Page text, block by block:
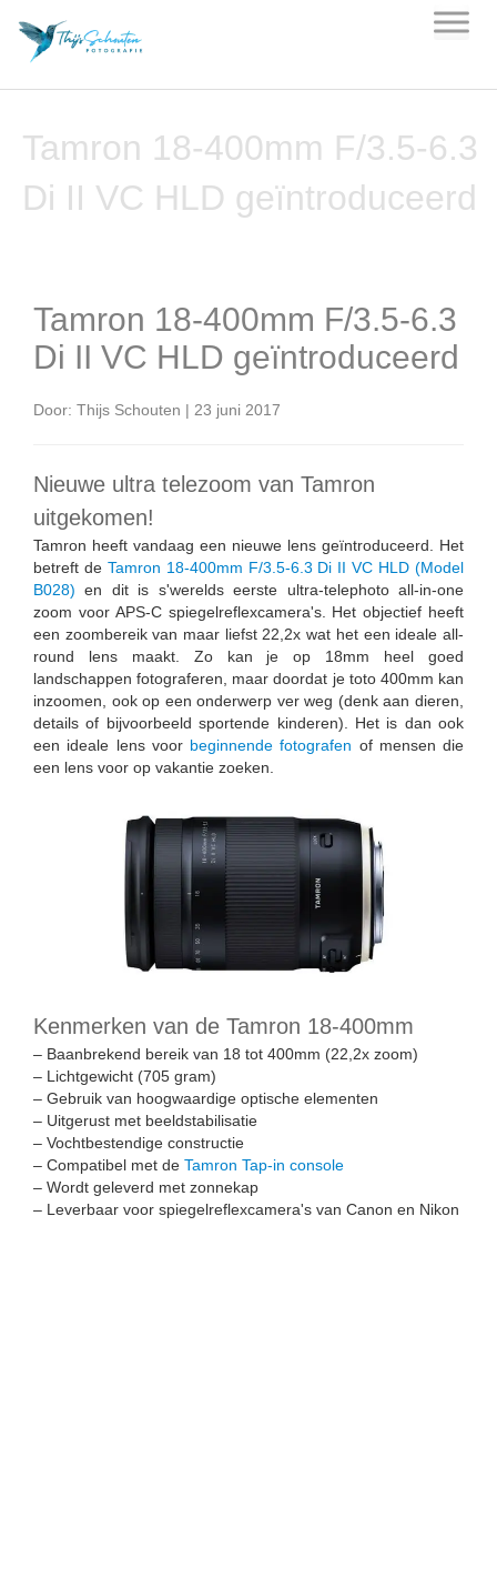
Tamron 18-400mm F/3.5-6.3
Di II VC HLD geïntroduceerd
Tamron 18-400mm F/3.5-6.3
Di II VC HLD geïntroduceerd
Door: Thijs Schouten | 23 juni 2017
Nieuwe ultra telezoom van Tamron
uitgekomen!
Tamron heeft vandaag een nieuwe lens geïntroduceerd. Het
betreft de Tamron 18-400mm F/3.5-6.3 Di II VC HLD (Model
B028) en dit is s'werelds eerste ultra-telephoto all-in-one
zoom voor APS-C spiegelreflexcamera's. Het objectief heeft
een zoombereik van maar liefst 22,2x wat het een ideale all-
round lens maakt. Zo kan je op 18mm heel goed
landschappen fotograferen, maar doordat je toto 400mm kan
inzoomen, ook op een onderwerp ver weg (denk aan dieren,
details of bijvoorbeeld sportende kinderen). Het is dan ook
een ideale lens voor beginnende fotografen of mensen die
een lens voor op vakantie zoeken.
Kenmerken van de Tamron 18-400mm
– Baanbrekend bereik van 18 tot 400mm (22,2x zoom)
– Lichtgewicht (705 gram)
– Gebruik van hoogwaardige optische elementen
– Uitgerust met beeldstabilisatie
– Vochtbestendige constructie
– Compatibel met de Tamron Tap-in console
– Wordt geleverd met zonnekap
– Leverbaar voor spiegelreflexcamera's van Canon en Nikon